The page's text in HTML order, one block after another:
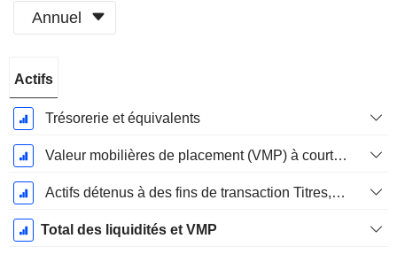
Annuel
Fiscale:
Décembre
Actifs
Trésorerie et équivalents
Valeur mobilières de placement (VMP) à court terme
Actifs détenus à des fins de transaction Titres, totalActifs détenus à des fins de transactions (Trading), Total.
Total des liquidités et VMP